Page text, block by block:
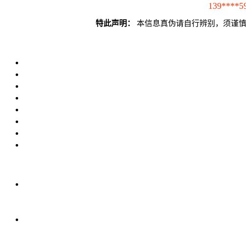
特此声明： 本信息真伪请自行辨别，须谨